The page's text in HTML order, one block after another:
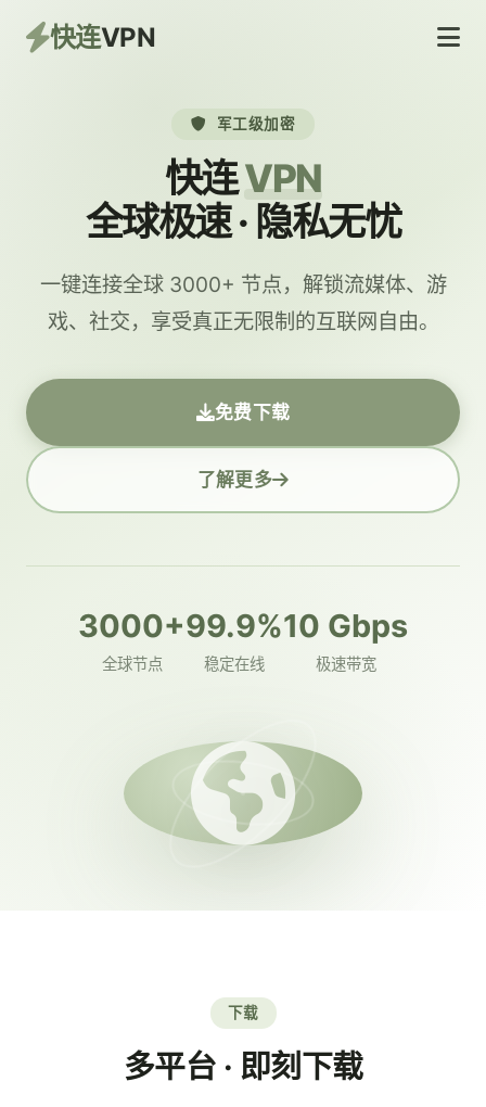
快连VPN
军工级加密
快连VPN
全球极速 · 隐私无忧
一键连接全球 3000+ 节点，解锁流媒体、游
戏、社交，享受真正无限制的互联网自由。
免费下载
了解更多
3000+
全球节点
99.9%
稳定在线
10 Gbps
极速带宽
下载
多平台 · 即刻下载